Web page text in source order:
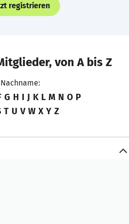
registrieren
von A bis Z
Nachname:
G H I J K L M N O P
T U V W X Y Z